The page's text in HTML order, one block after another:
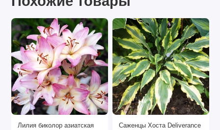
иногда осуществляют процедуру деления и ранней
осенью (то есть до или после цветения). Однако,
если есть выбор, садоводы рекомендуют делать
деление куста весной, так как в этом случае больше
шансов на успешное укоренение деленки. Делят
только взрослые кусты — крепкие и здоровые.
Возраст куста должен быть не менее 4-5 лет.
Процедура следующая. Куст выкапывают, стараясь
обойтись без травмирования его.
Лилия биколор азиатская
Саженцы Хоста Deliverance